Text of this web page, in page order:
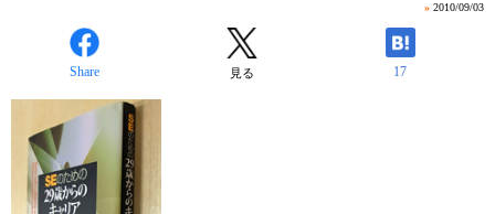
» 2010/09/03
Share 見る 17